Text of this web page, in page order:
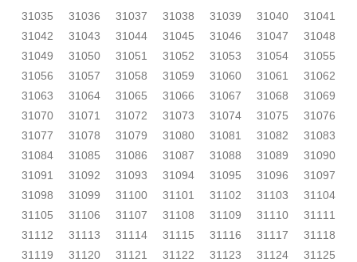
31035
31036 31037 31038 31039 31040
31041
31042
31043 31044 31045 31046 31047
31048
31049
31050 31051 31052 31053 31054
31055
31056
31057 31058 31059 31060 31061
31062
31063
31064 31065 31066 31067 31068
31069
31070
31071 31072 31073 31074 31075
31076
31077
31078 31079 31080 31081 31082
31083
31084
31085 31086 31087 31088 31089
31090
31091
31092 31093 31094 31095 31096
31097
31098
31099 31100 31101 31102 31103
31104
31105
31106 31107 31108 31109 31110
31111
31112
31113 31114 31115 31116 31117
31118
31119
31120 31121 31122 31123 31124
31125